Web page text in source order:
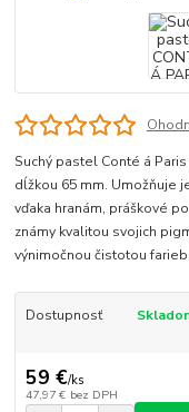
Suchý pastel Conté á
dĺžkou 65 mm. Umožňuje
vďaka hranám, práškové
známy kvalitou svojich
výnimočnou čistotou
Dostupnosť
59 €/ks
47,97 € bez DPH